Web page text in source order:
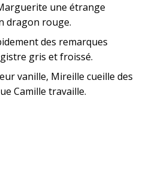
une étrange
dragon rouge.
des remarques
gris et froissé.
vanille, Mireille cueille des
Camille travaille.